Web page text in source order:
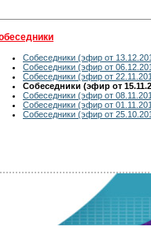
Собеседники (эфир от
Собеседники (эфир от
Собеседники (эфир от
Собеседники (эфир от
Собеседники (эфир от
Собеседники (эфир от
Собеседники (эфир от